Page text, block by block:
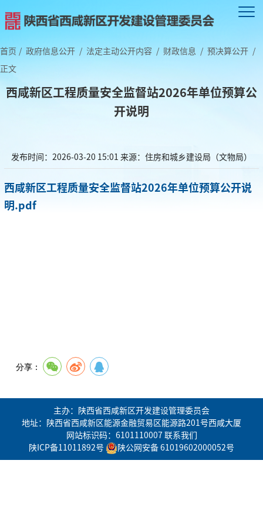
首页 / 政府信息公开 / 法定主动公开内容 / 财政信息 / 预决算公开 /
正文
西咸新区工程质量安全监督站2026年单位预算公
开说明
发布时间：2026-03-20 15:01 来源：住房和城乡建设局（文物局）
西咸新区工程质量安全监督站2026年单位预算公开说
明.pdf
分享：
主办：陕西省西咸新区开发建设管理委员会
地址：陕西省西咸新区能源金融贸易区能源路201号西咸大厦
网站标识码：6101110007 联系我们
陕ICP备11011892号
陕公网安备 61019602000052号